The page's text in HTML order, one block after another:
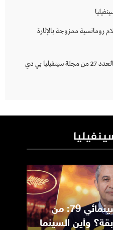
9 أفلام رومانسية ممزوجة بالإثارة
تحميل العدد 27 من مجلة سينفيليا بي دي
مهرجان كان السينمائي 79: من
وأين السينما